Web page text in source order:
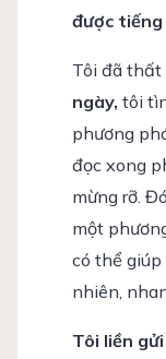
được tiếng
Tôi đã thất
ngày, tôi
phương
đọc xong
mừng rỡ.
một
có thể
nhiên,
Tôi liền